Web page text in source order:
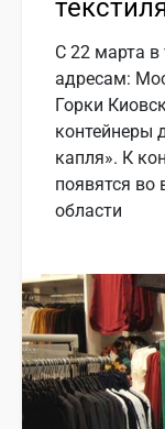
С 22 марта в
адресам:
Горки
контейнеры
капля». К
появятся
области